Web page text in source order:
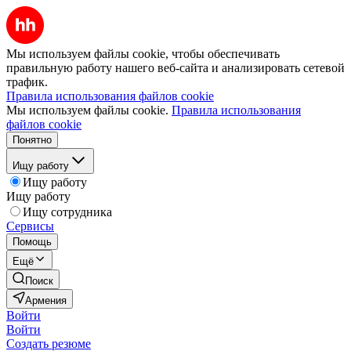
Мы используем файлы cookie, чтобы обеспечивать
правильную работу нашего веб-сайта и анализировать сетевой
трафик.
Правила использования файлов cookie
Мы используем файлы cookie. Правила использования
файлов cookie
Понятно
Ищу работу
Ищу работу
Ищу работу
Ищу сотрудника
Сервисы
Помощь
Ещё
Поиск
Армения
Войти
Войти
Создать резюме